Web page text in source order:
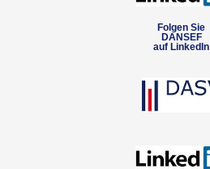
Folgen Sie
DANSEF
auf LinkedIn